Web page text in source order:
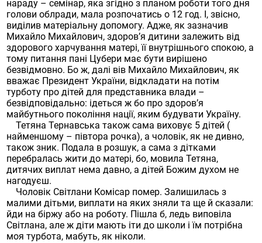
нараду – семінар, яка згідно з планом роботи того дня
голови облради, мала розпочатись о 12 год. І, звісно,
виділив матеріальну допомогу. Адже, як зазначив
Михайло Михайлович, здоров’я дитини залежить від
здорового харчування матері, її внутрішнього спокою, а
тому питання пані Цубери має бути вирішено
безвідмовно. Бо ж, далі вів Михайло Михайлович, як
вважає Президент України, відкладати на потім
турботу про дітей для представника влади –
безвідповідально: ідеться ж бо про здоров’я
майбутнього покоління нації, яким будувати Україну.
Тетяна Тернавська також сама виховує 5 дітей (
найменшому – півтора рочка), а чоловік, як не дивно,
також зник. Подала в розшук, а сама з дітками
перебралась жити до матері, бо, мовила Тетяна,
дитячих виплат нема давно, а дітей Божим духом не
нагодуєш.
Чоловік Світлани Комісар помер. Залишилась з
малими дітьми, виплати на яких зняли та ще й сказали:
йди на біржу або на роботу. Пішла б, ледь виповіла
Світлана, але ж діти мають іти до школи і їм потрібна
моя турбота, мабуть, як ніколи.